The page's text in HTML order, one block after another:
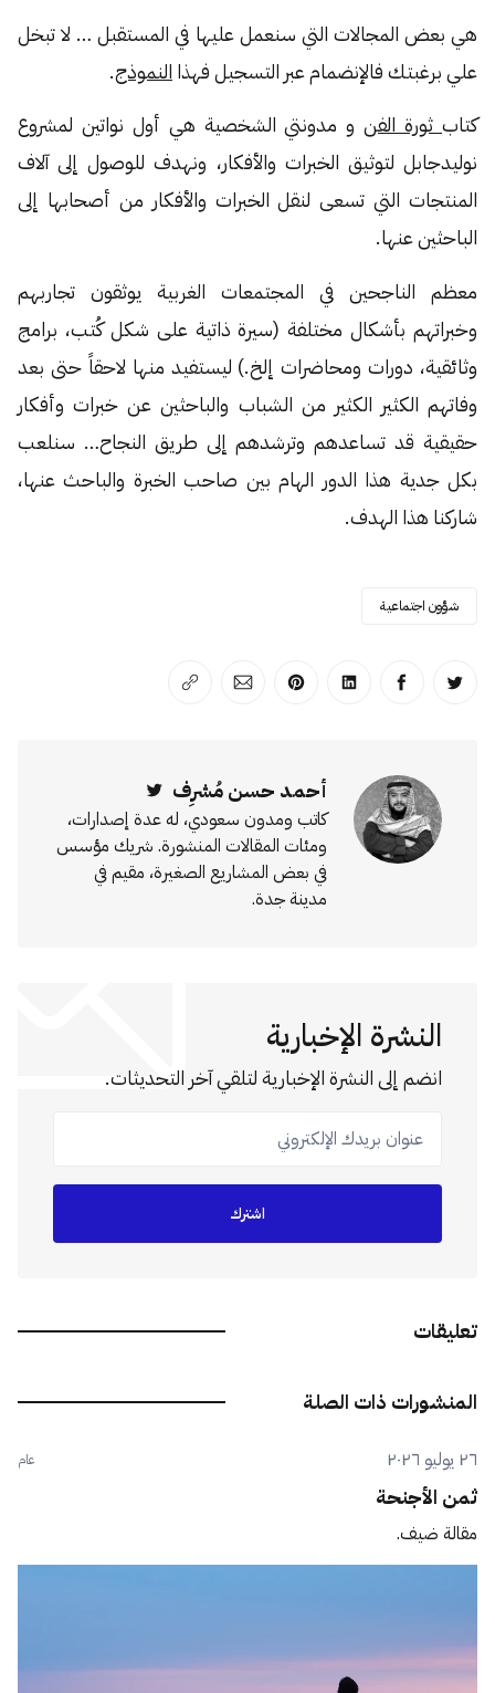
هي بعض المجالات التي سنعمل عليها في المستقبل … لا تبخل
علي برغبتك فالإنضمام عبر التسجيل فهذا النموذج.
كتابثورة الفنو مدونتي الشخصية هي أول نواتين لمشروع
نوليدجابل لتوثيق الخبرات والأفكار، ونهدف للوصول إلى آلاف
المنتجات التي تسعى لنقل الخبرات والأفكار من أصحابها إلى
الباحثين عنها.
معظم الناجحين في المجتمعات الغربية يوثقون تجاربهم
وخبراتهم بأشكال مختلفة (سيرة ذاتية على شكل كُتب، برامج
وثائقية، دورات ومحاضرات إلخ.) ليستفيد منها لاحقاً حتى بعد
وفاتهم الكثير الكثير من الشباب والباحثين عن خبرات وأفكار
حقيقية قد تساعدهم وترشدهم إلى طريق النجاح… سنلعب
بكل جدية هذا الدور الهام بين صاحب الخبرة والباحث عنها،
شاركنا هذا الهدف.
شؤون اجتماعية
انشر على تويترانشر على الفيسبوك
انشر على لينكد إن
انشر على بينترست
انشر على الإيميل
انسخ الرابط
أحمد حسن مُشرِف
كاتب ومدون سعودي، له عدة إصدارات،
ومئات المقالات المنشورة. شريك مؤسس
في بعض المشاريع الصغيرة، مقيم في
مدينة جدة.
النشرة الإخبارية
انضم إلى النشرة الإخبارية لتلقي آخر التحديثات.
عنوان بريدك الإلكتروني
اشترك
تعليقات
المنشورات ذات الصلة
٢٦ يوليو ٢٠٢٦ عام
ثمن الأجنحة
مقالة ضيف.